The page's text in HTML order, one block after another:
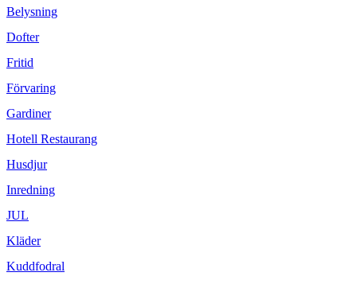
Belysning
Dofter
Fritid
Förvaring
Gardiner
Hotell Restaurang
Husdjur
Inredning
JUL
Kläder
Kuddfodral